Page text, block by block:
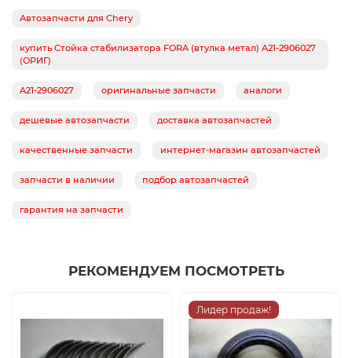
Автозапчасти для Chery
купить Стойка стабилизатора FORA (втулка метал) A21-2906027
(ОРИГ)
A21-2906027 оригинальные запчасти аналоги
дешевые автозапчасти доставка автозапчастей
качественные запчасти интернет-магазин автозапчастей
запчасти в наличии подбор автозапчастей
гарантия на запчасти
РЕКОМЕНДУЕМ ПОСМОТРЕТЬ
Лидер продаж!